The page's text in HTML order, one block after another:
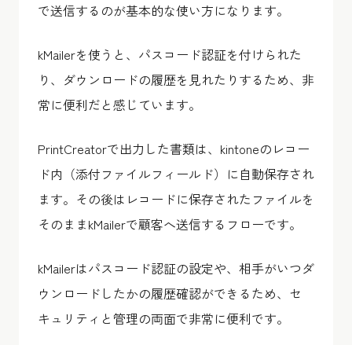
で送信するのが基本的な使い方になります。
kMailerを使うと、パスコード認証を付けられた
り、ダウンロードの履歴を見れたりするため、非
常に便利だと感じています。
PrintCreatorで出力した書類は、kintoneのレコー
ド内（添付ファイルフィールド）に自動保存され
ます。その後はレコードに保存されたファイルを
そのままkMailerで顧客へ送信するフローです。
kMailerはパスコード認証の設定や、相手がいつダ
ウンロードしたかの履歴確認ができるため、セ
キュリティと管理の両面で非常に便利です。